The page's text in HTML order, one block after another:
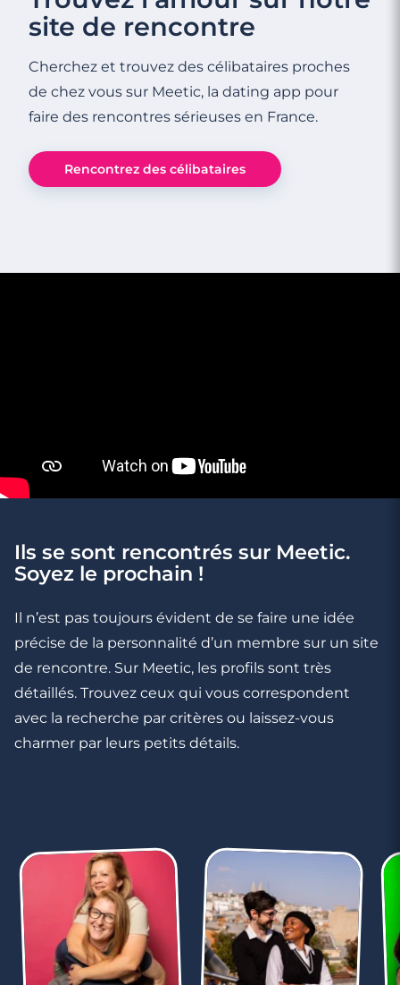
L'amour en ligne : petits mensonges pieux
12 minutes
site de rencontre
Cherchez et trouvez des célibataires proches
de chez vous sur Meetic, la dating app pour
faire des rencontres sérieuses en France.
Rencontrez des célibataires
Ils se sont rencontrés sur Meetic.
Soyez le prochain !
Il n’est pas toujours évident de se faire une idée
précise de la personnalité d’un membre sur un site
de rencontre. Sur Meetic, les profils sont très
détaillés. Trouvez ceux qui vous correspondent
avec la recherche par critères ou laissez-vous
charmer par leurs petits détails.